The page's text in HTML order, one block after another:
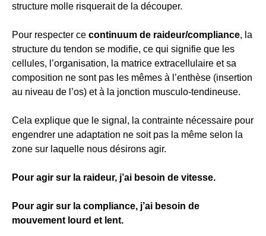
structure molle risquerait de la découper.
Pour respecter ce continuum de raideur/compliance, la
structure du tendon se modifie, ce qui signifie que les
cellules, l’organisation, la matrice extracellulaire et sa
composition ne sont pas les mêmes à l’enthèse (insertion
au niveau de l’os) et à la jonction musculo-tendineuse.
Cela explique que le signal, la contrainte nécessaire pour
engendrer une adaptation ne soit pas la même selon la
zone sur laquelle nous désirons agir.
Pour agir sur la raideur, j’ai besoin de vitesse.
Pour agir sur la compliance, j’ai besoin de
mouvement lourd et lent.